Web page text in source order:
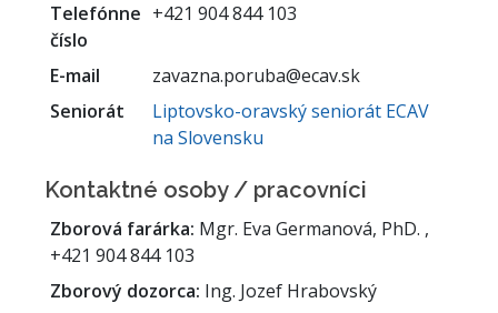
Telefónne
číslo
+421 904 844 103
E-mail
zavazna.poruba@ecav.sk
Seniorát
Liptovsko-oravský seniorát ECAV
na Slovensku
Kontaktné osoby / pracovníci
Zborová farárka: Mgr. Eva Germanová, PhD. ,
+421 904 844 103
Zborový dozorca: Ing. Jozef Hrabovský